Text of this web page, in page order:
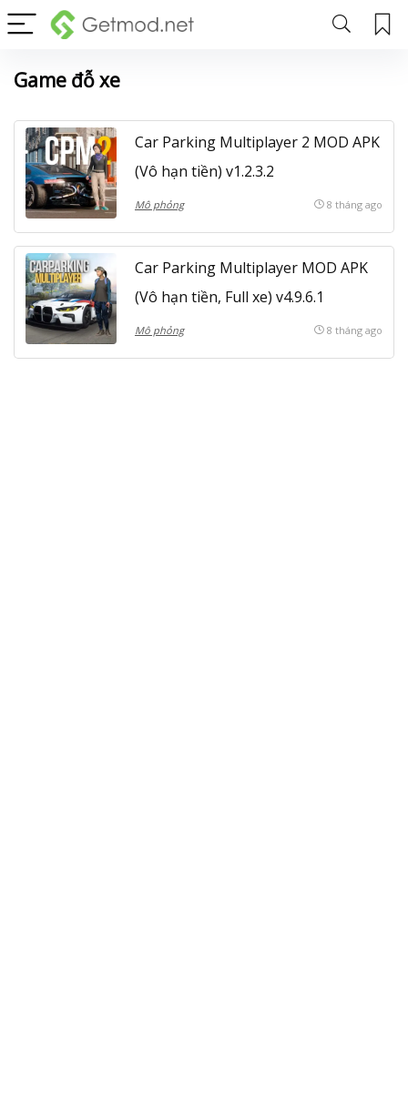
Game đỗ xe
Car Parking Multiplayer 2 MOD APK
(Vô hạn tiền) v1.2.3.2
Mô phỏng 8 tháng ago
Car Parking Multiplayer MOD APK
(Vô hạn tiền, Full xe) v4.9.6.1
Mô phỏng 8 tháng ago